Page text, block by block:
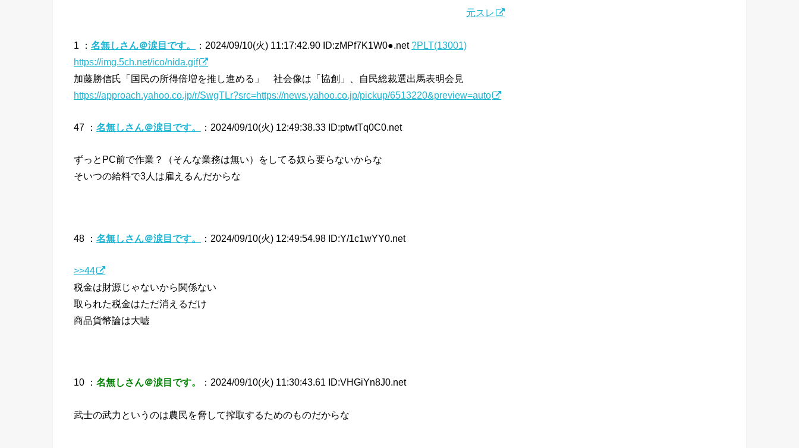
元スレ
1 ： 名無しさん＠涙目です。 ：2024/09/10(火) 11:17:42.90 ID:zMPf7K1W0●.net?PLT(13001)
https://img.5ch.net/ico/nida.gif
加藤勝信氏「国民の所得倍増を推し進める」 社会像は「協創」、自民総裁選出馬表明会見
https://approach.yahoo.co.jp/r/SwgTLr?src=https://news.yahoo.co.jp/pickup/6513220&preview=auto
47 ： 名無しさん＠涙目です。 ：2024/09/10(火) 12:49:38.33 ID:ptwtTq0C0.net
ずっとPC前で作業？（そんな業務は無い）をしてる奴ら要らないからな
そいつの給料で3人は雇えるんだからな
48 ： 名無しさん＠涙目です。 ：2024/09/10(火) 12:49:54.98 ID:Y/1c1wYY0.net
>>44
税金は財源じゃないから関係ない
取られた税金はただ消えるだけ
商品貨幣論は大嘘
10 ： 名無しさん＠涙目です。 ：2024/09/10(火) 11:30:43.61 ID:VHGiYn8J0.net
武士の武力というのは農民を脅して搾取するためのものだからな